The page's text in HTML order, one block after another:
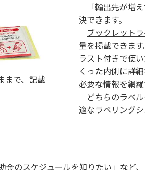
まで、記載
「輸出先が増
決できます。
ブックレット
量を掲載できま
ラスト付きで使
くった内側に詳
必要な情報を網羅
どちらのラベ
適なラベリング
のスケジュールを知りたい」など